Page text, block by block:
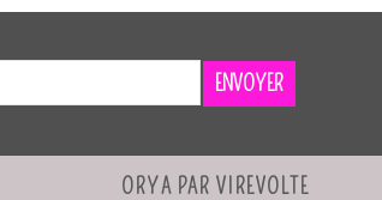
ENVOYER
ORYA PAR VIREVOLTE